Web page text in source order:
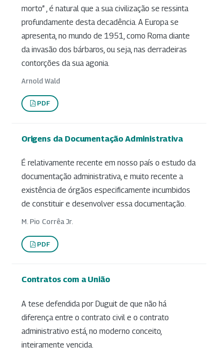
morto” , é natural que a sua civilização se ressinta
profundamente desta decadência. A Europa se
apresenta, no mundo de 1951, como Roma diante
da invasão dos bárbaros, ou seja, nas derradeiras
contorções da sua agonia.
Arnold Wald
PDF
Origens da Documentação Administrativa
É relativamente recente em nosso país o estudo da
documentação administrativa, e muito recente a
existência de órgãos especificamente incumbidos
de constituir e desenvolver essa documentação.
M. Pio Corrêa Jr.
PDF
Contratos com a União
A tese defendida por Duguit de que não há
diferença entre o contrato civil e o contrato
administrativo está, no moderno conceito,
inteiramente vencida.